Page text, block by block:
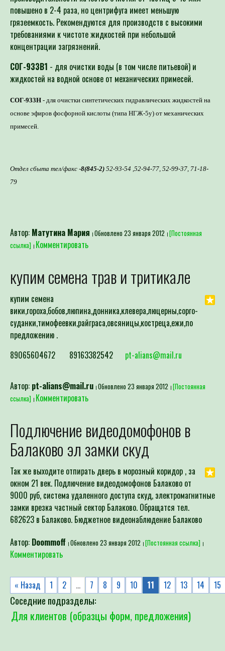
повышено в 2-4 раза, но центрифуга имеет меньшую
грязеемкость. Рекомендуются для производств с высокими
требованиями к чистоте жидкостей при небольшой
концентрации загрязнений.
СОГ-933В1 - для очистки воды (в том числе питьевой) и
жидкостей на водной основе от механических примесей.
Автор: Матутина Мария Обновлено 23 января 2012 [Постоянная
ссылка] Комментировать
купим семена трав и тритикале
купим семена
вики,гороха,бобов,люпина,донника,клевера,люцерны,сорго-
суданки,тимофеевки,райграса,овсяницы,костреца,ежи,по
предложению .
89065604672 89163382542 pt-alians@mail.ru
Автор: pt-alians@mail.ru Обновлено 23 января 2012 [Постоянная
ссылка] Комментировать
Подлючение видеодомофонов в
Балаково эл замки скуд
Так же выходите отпирать дверь в морозный коридор , за
окном 21 век. Подлючение видеодомофонов Балаково от
9000 руб, система удаленного доступа скуд, электромагнитные
замки врезка частный сектор Балаково. Обращатся тел.
682623 в Балаково. Бюджетное видеонаблюдение Балаково
Автор: Doommoff Обновлено 23 января 2012 [Постоянная ссылка]
Комментировать
« Назад 1 2 … 7 8 9 10 11 12 13 14 15
Соседние подразделы:
Для клиентов (образцы форм, предложения)